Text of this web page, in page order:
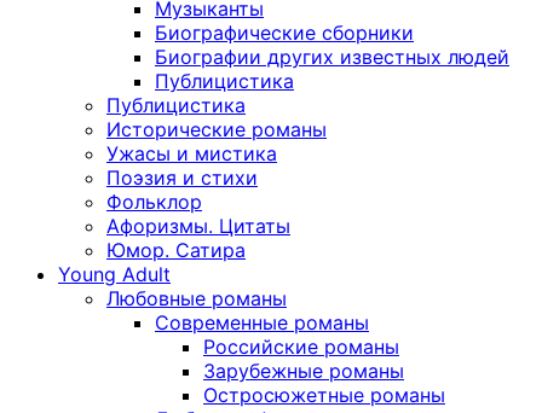
Музыканты
Биографические сборники
Биографии других известных людей
Публицистика
Публицистика
Исторические романы
Ужасы и мистика
Поэзия и стихи
Фольклор
Афоризмы. Цитаты
Юмор. Сатира
Young Adult
Любовные романы
Современные романы
Российские романы
Зарубежные романы
Остросюжетные романы